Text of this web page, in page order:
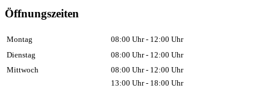
Öffnungszeiten
Montag
08:00 Uhr - 12:00 Uhr
Dienstag
08:00 Uhr - 12:00 Uhr
Mittwoch
08:00 Uhr - 12:00 Uhr
13:00 Uhr - 18:00 Uhr